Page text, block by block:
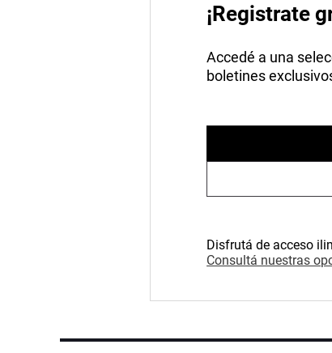
¡Registrate
Accedé a una
boletines
Disfrutá de acceso
Consultá nuestras